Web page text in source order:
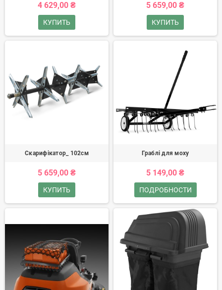
4 629,00 ₴
КУПИТЬ
5 659,00 ₴
КУПИТЬ
Скарифікатор_ 102см
5 659,00 ₴
КУПИТЬ
Граблі для моху
5 149,00 ₴
ПОДРОБНОСТИ